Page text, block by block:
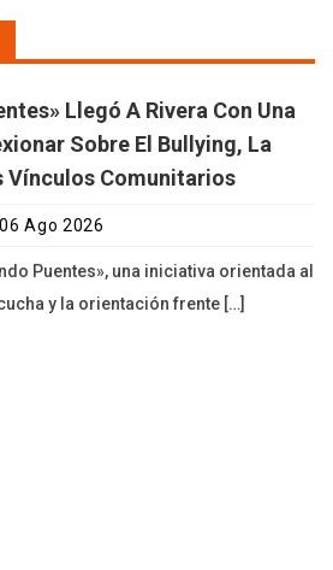
Llegó A Rivera Con Una
Sobre El Bullying, La
Vínculos Comunitarios
06 Ago 2026
Puentes», una iniciativa orientada al
y la orientación frente […]